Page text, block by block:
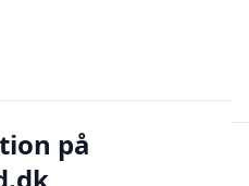
Fodbold
på